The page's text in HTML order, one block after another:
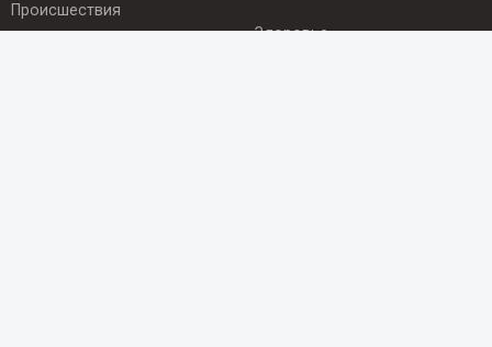
Происшествия
Здоровье